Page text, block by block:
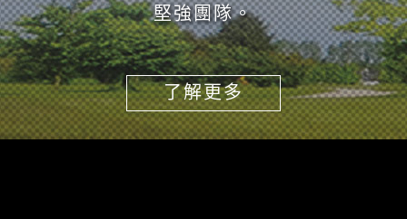
堅強團隊。
了解更多